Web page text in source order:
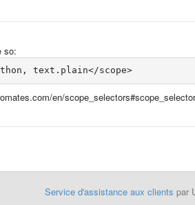
so:
<scope>source.python, text.plain</scope>
en/
Service d'assistance aux clients par